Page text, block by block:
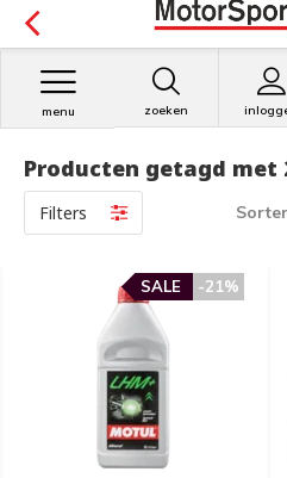
zoeken
menu
Producten getagd met
Filters
-21%
SALE